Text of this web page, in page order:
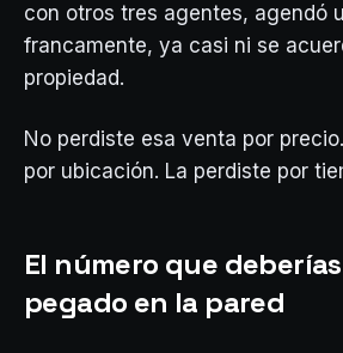
con otros tres agentes, agendó
francamente, ya casi ni se
propiedad.
No perdiste esa venta por
por ubicación. La perdiste por
El número que
pegado en la pared